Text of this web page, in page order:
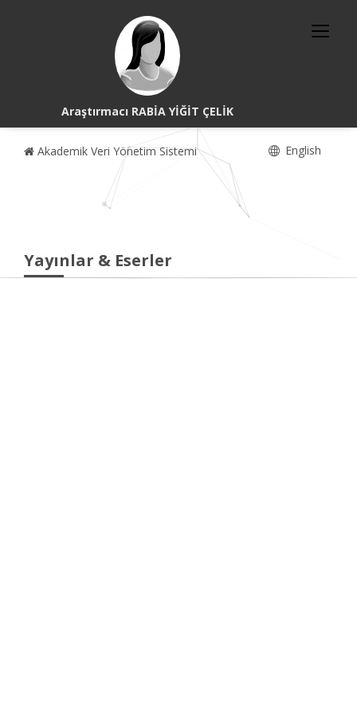
Araştırmacı RABİA YİĞİT ÇELİK
Akademik Veri Yönetim Sistemi English
Yayınlar & Eserler